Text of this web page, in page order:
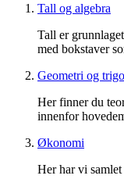
Tall og algebra
Tall er
med bokstaver
Geometri og
Her finner du
innenfor
Økonomi
Her har vi